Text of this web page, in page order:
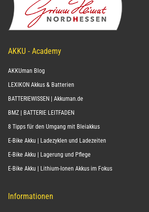
AKKU - Academy
AKKUman Blog
LEXIKON Akkus & Batterien
BATTERIEWISSEN | Akkuman.de
BMZ | BATTERIE LEITFADEN
8 Tipps für den Umgang mit Bleiakkus
E-Bike Akku | Ladezyklen und Ladezeiten
E-Bike Akku | Lagerung und Pflege
E-Bike Akku | Lithium-Ionen Akkus im Fokus
Informationen